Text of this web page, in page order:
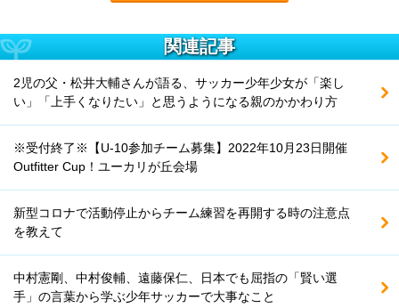
関連記事
2児の父・松井大輔さんが語る、サッカー少年少女が「楽し
い」「上手くなりたい」と思うようになる親のかかわり方
※受付終了※【U-10参加チーム募集】2022年10月23日開催
Outfitter Cup！ユーカリが丘会場
新型コロナで活動停止からチーム練習を再開する時の注意点
を教えて
中村憲剛、中村俊輔、遠藤保仁、日本でも屈指の「賢い選
手」の言葉から学ぶ少年サッカーで大事なこと